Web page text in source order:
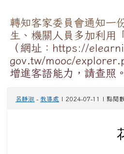
轉知客家委員會通知一
生、機關人員多加利用
（網址：https://
gov.tw/mooc/
增進客語能力，請查照。
呂靜淑 - 教導處 | 2024-07-11 | 點閱